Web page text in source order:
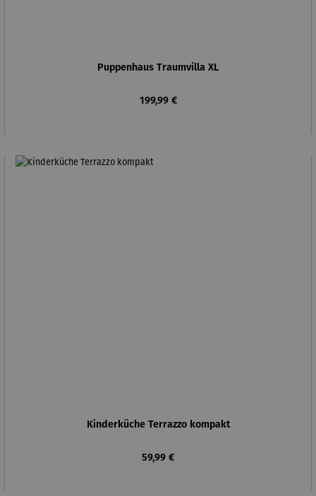
Puppenhaus Traumvilla XL
Regulärer Preis:
199,99 €
Kinderküche Terrazzo kompakt
Regulärer Preis:
59,99 €